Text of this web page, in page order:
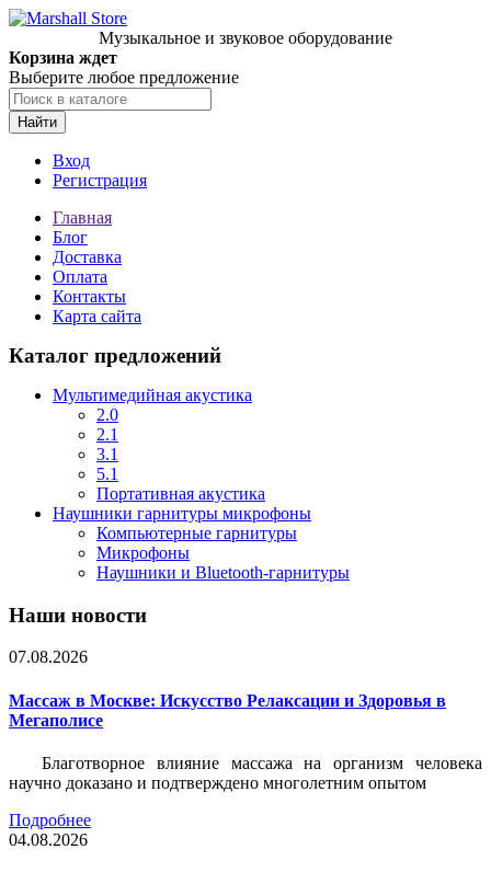
Музыкальное и звуковое оборудование
Корзина ждет
Выберите любое предложение
Найти
Вход
Регистрация
Главная
Блог
Доставка
Оплата
Контакты
Карта сайта
Каталог предложений
Мультимедийная акустика
2.0
2.1
3.1
5.1
Портативная акустика
Наушники гарнитуры микрофоны
Компьютерные гарнитуры
Микрофоны
Наушники и Bluetooth-гарнитуры
Наши новости
07.08.2026
Массаж в Москве: Искусство Релаксации и Здоровья в
Мегаполисе
Благотворное влияние массажа на организм человека
научно доказано и подтверждено многолетним опытом
Подробнее
04.08.2026